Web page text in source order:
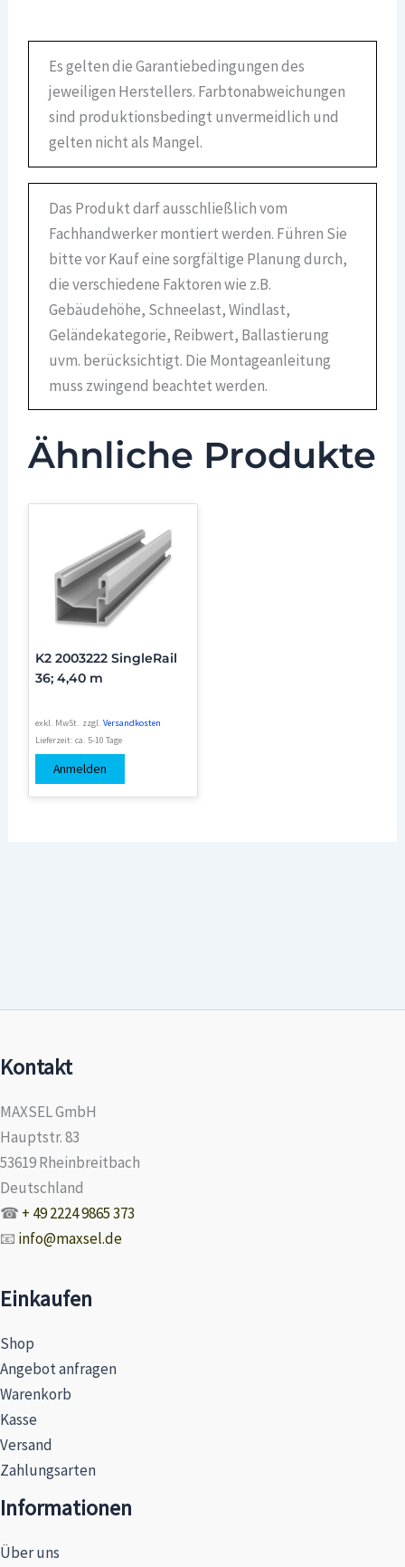
Es gelten die Garantiebedingungen des
jeweiligen Herstellers. Farbtonabweichungen
sind produktionsbedingt unvermeidlich und
gelten nicht als Mangel.
Das Produkt darf ausschließlich vom
Fachhandwerker montiert werden. Führen Sie
bitte vor Kauf eine sorgfältige Planung durch,
die verschiedene Faktoren wie z.B.
Gebäudehöhe, Schneelast, Windlast,
Geländekategorie, Reibwert, Ballastierung
uvm. berücksichtigt. Die Montageanleitung
muss zwingend beachtet werden.
Ähnliche Produkte
K2 2003222 SingleRail
36; 4,40 m
exkl. MwSt. zzgl.Versandkosten
Lieferzeit:ca. 5-10 Tage
Anmelden
Kontakt
MAXSEL GmbH
Hauptstr. 83
53619 Rheinbreitbach
Deutschland
☎ + 49 2224 9865 373
📧 info@maxsel.de
Einkaufen
Shop
Angebot anfragen
Warenkorb
Kasse
Versand
Zahlungsarten
Informationen
Über uns